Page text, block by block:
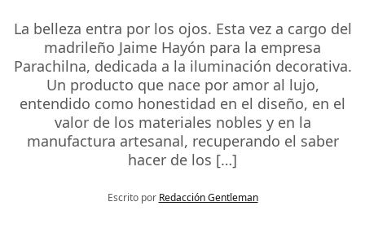
La belleza entra por los ojos. Esta vez a cargo del
madrileño Jaime Hayón para la empresa
Parachilna, dedicada a la iluminación decorativa.
Un producto que nace por amor al lujo,
entendido como honestidad en el diseño, en el
valor de los materiales nobles y en la
manufactura artesanal, recuperando el saber
hacer de los […]
Escrito por Redacción Gentleman